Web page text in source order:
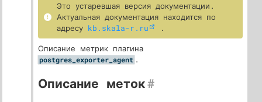
Это устаревшая версия документации.
Актуальная документация находится по
адресу kb.skala-r.ru
.
Описание метрик плагина
postgres_exporter_agent .
Описание меток#